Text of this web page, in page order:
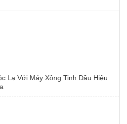
Lạ Với Máy Xông Tinh Dầu Hiệu